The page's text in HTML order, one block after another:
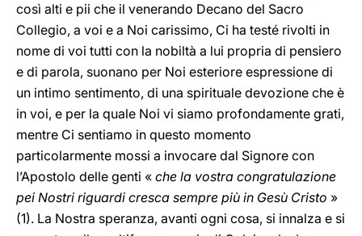
così alti e pii che il venerando Decano del Sacro
Collegio, a voi e a Noi carissimo, Ci ha testé rivolti in
nome di voi tutti con la nobiltà a lui propria di pensiero
e di parola, suonano per Noi esteriore espressione di
un intimo sentimento, di una spirituale devozione che è
in voi, e per la quale Noi vi siamo profondamente grati,
mentre Ci sentiamo in questo momento
particolarmente mossi a invocare dal Signore con
l’Apostolo delle genti « che la vostra congratulazione
pei Nostri riguardi cresca sempre più in Gesù Cristo »
(1). La Nostra speranza, avanti ogni cosa, si innalza e si